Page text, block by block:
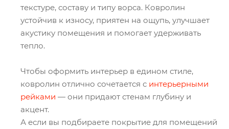
текстуре, составу и типу ворса. Ковролин
устойчив к износу, приятен на ощупь, улучшает
акустику помещения и помогает удерживать
тепло.
Чтобы оформить интерьер в едином стиле,
ковролин отлично сочетается с интерьерными
рейками — они придают стенам глубину и
акцент.
А если вы подбираете покрытие для помещений